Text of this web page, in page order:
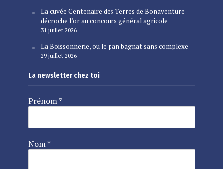
La cuvée Centenaire des Terres de Bonaventure
décroche l’or au concours général agricole
31 juillet 2026
La Boissonnerie, ou le pan bagnat sans complexe
29 juillet 2026
La newsletter chez toi
Prénom*
Nom*